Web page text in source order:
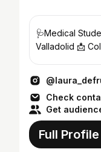
🩺Medical
Check
Get
Full